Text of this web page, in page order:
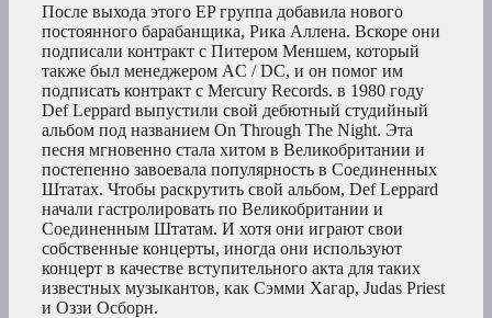
После выхода этого EP группа добавила нового
постоянного барабанщика, Рика Аллена. Вскоре они
подписали контракт с Питером Меншем, который
также был менеджером AC / DC, и он помог им
подписать контракт с Mercury Records. в 1980 году
Def Leppard выпустили свой дебютный студийный
альбом под названием On Through The Night. Эта
песня мгновенно стала хитом в Великобритании и
постепенно завоевала популярность в Соединенных
Штатах. Чтобы раскрутить свой альбом, Def Leppard
начали гастролировать по Великобритании и
Соединенным Штатам. И хотя они играют свои
собственные концерты, иногда они используют
концерт в качестве вступительного акта для таких
известных музыкантов, как Сэмми Хагар, Judas Priest
и Оззи Осборн.